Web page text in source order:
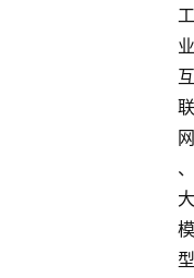
工
业
互
联
网
、
大
模
型